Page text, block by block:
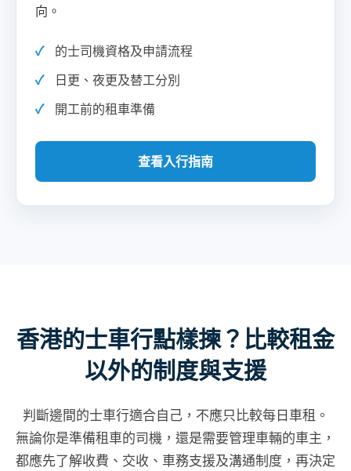
向。
的士司機資格及申請流程
日更、夜更及替工分別
開工前的租車準備
查看入行指南
香港的士車行點樣揀？比較租金
以外的制度與支援
判斷邊間的士車行適合自己，不應只比較每日車租。
無論你是準備租車的司機，還是需要管理車輛的車主，
都應先了解收費、交收、車務支援及溝通制度，再決定